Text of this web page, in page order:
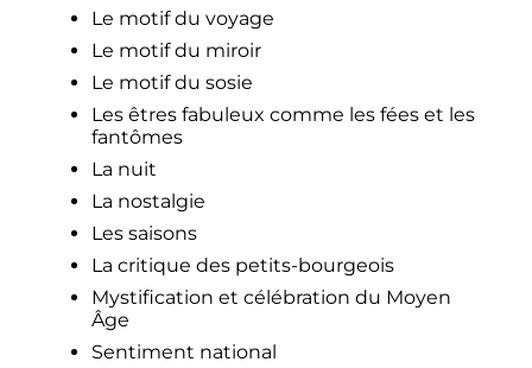
Le motif du voyage
Le motif du miroir
Le motif du sosie
Les êtres fabuleux comme les fées et les
fantômes
La nuit
La nostalgie
Les saisons
La critique des petits-bourgeois
Mystification et célébration du Moyen
Âge
Sentiment national